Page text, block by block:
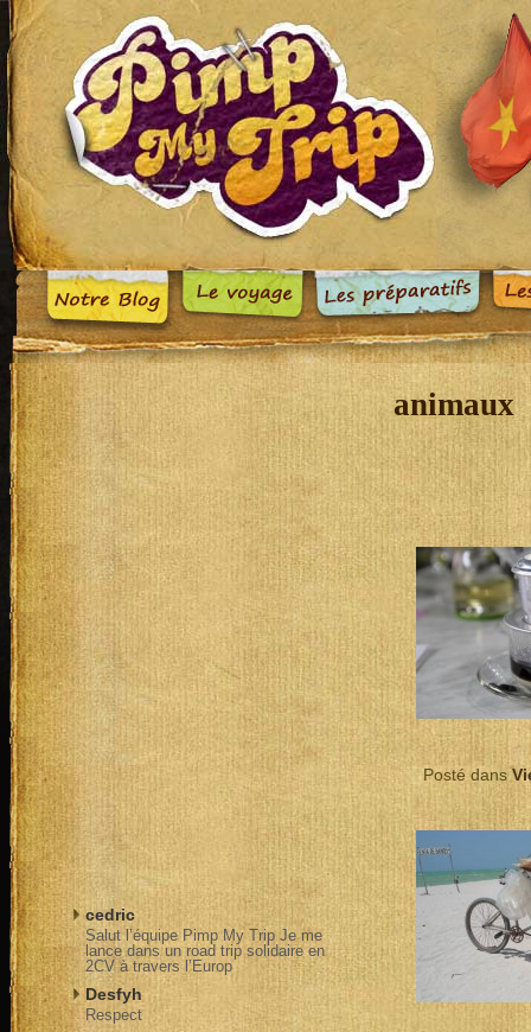
animaux
Posté dans
cedric
Salut l’équipe Pimp My Trip Je me
lance dans un road trip solidaire en
2CV à travers l’Europ
Desfyh
Respect